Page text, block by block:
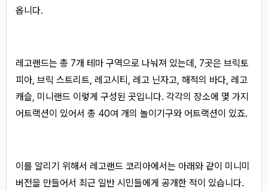
옵니다.
레고랜드는 총 7개 테마 구역으로 나눠져 있는데, 7곳은 브릭토
피아, 브릭 스트리트, 레고시티, 레고 닌자고, 해적의 바다, 레고
캐슬, 미니랜드 이렇게 구성된 곳입니다. 각각의 장소에 몇 가지
어트랙션이 있어서 총 40여 개의 놀이기구와 어트랙션이 있죠.
이를 알리기 위해서 레고랜드 코리아에서는 아래와 같이 미니미
버전을 만들어서 최근 일반 시민들에게 공개한 적이 있습니다.